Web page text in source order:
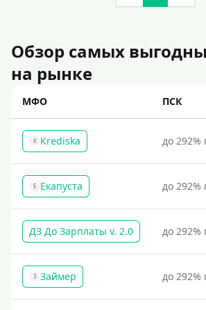
Обзор самых
на рынке
МФО ПСК
K Krediska до 292%
Е Екапуста до 292%
ДЗ До Зарплаты v. 2.0 до 292%
З Займер до 292%